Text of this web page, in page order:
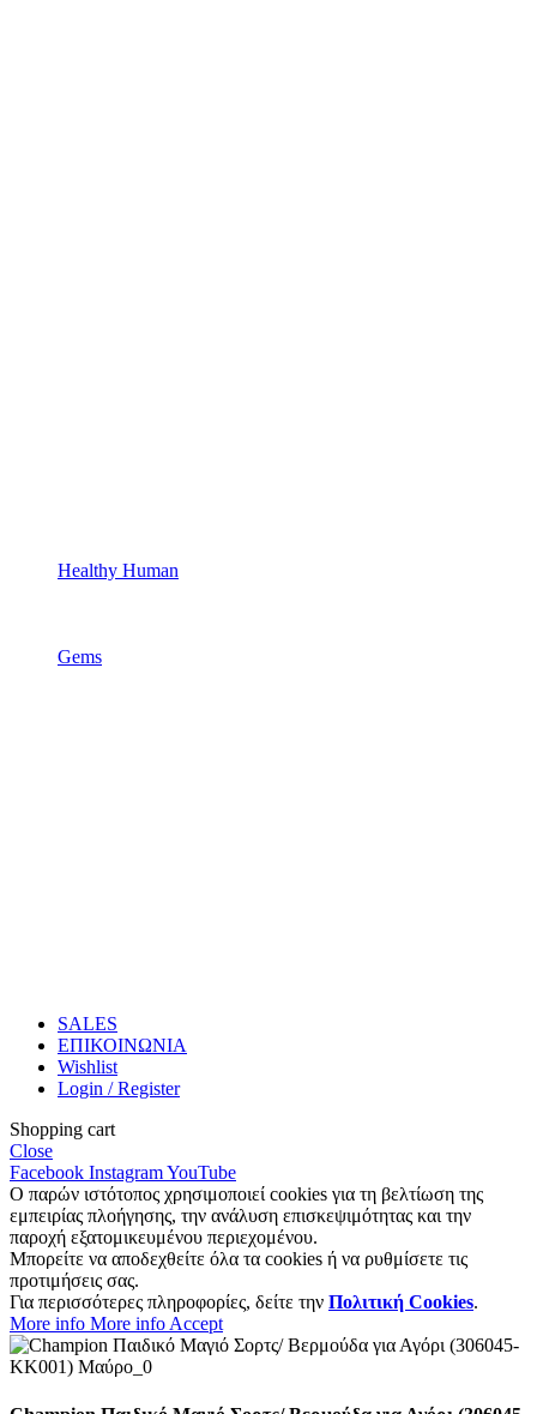
Healthy Human
Gems
SALES
ΕΠΙΚΟΙΝΩΝΙΑ
Wishlist
Login / Register
Shopping cart
Close
Facebook InstagramYouTube
Ο παρών ιστότοπος χρησιμοποιεί cookies για τη βελτίωση της
εμπειρίας πλοήγησης, την ανάλυση επισκεψιμότητας και την
παροχή εξατομικευμένου περιεχομένου.
Μπορείτε να αποδεχθείτε όλα τα cookies ή να ρυθμίσετε τις
προτιμήσεις σας.
Για περισσότερες πληροφορίες, δείτε την Πολιτική Cookies.
More info More info Accept